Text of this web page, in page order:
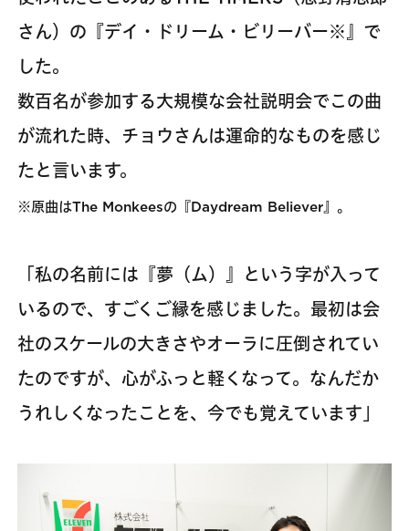
さん）の『デイ・ドリーム・ビリーバー※』で
した。
数百名が参加する大規模な会社説明会でこの曲
が流れた時、チョウさんは運命的なものを感じ
たと言います。
※原曲はThe Monkeesの『Daydream Believer』。
「私の名前には『夢（ム）』という字が入って
いるので、すごくご縁を感じました。最初は会
社のスケールの大きさやオーラに圧倒されてい
たのですが、心がふっと軽くなって。なんだか
うれしくなったことを、今でも覚えています」